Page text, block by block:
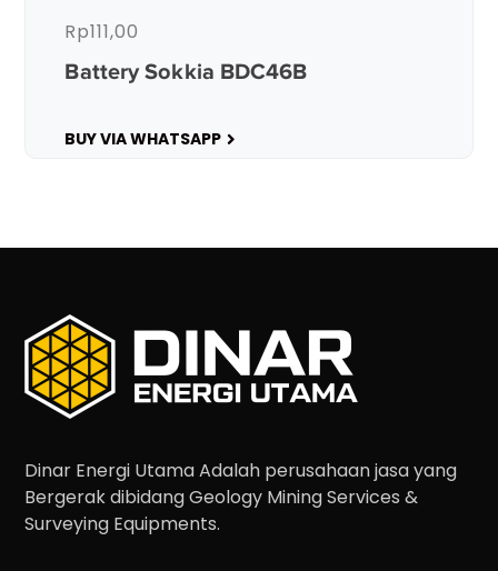
Battery Sokkia BDC46B
Rp111,00
BUY VIA WHATSAPP
Dinar Energi Utama Adalah perusahaan jasa yang
Bergerak dibidang Geology Mining Services &
Surveying Equipments.